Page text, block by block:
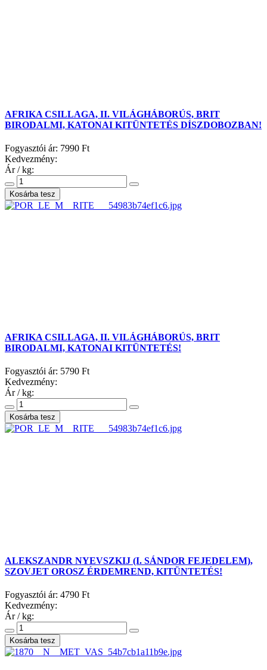
AFRIKA CSILLAGA, II. VILÁGHÁBORÚS, BRIT
BIRODALMI, KATONAI KITÜNTETÉS DÍSZDOBOZBAN!
Fogyasztói ár: 7990 Ft
Kedvezmény:
Ár / kg:
AFRIKA CSILLAGA, II. VILÁGHÁBORÚS, BRIT
BIRODALMI, KATONAI KITÜNTETÉS!
Fogyasztói ár: 5790 Ft
Kedvezmény:
Ár / kg:
ALEKSZANDR NYEVSZKIJ (I. SÁNDOR FEJEDELEM),
SZOVJET OROSZ ÉRDEMREND, KITÜNTETÉS!
Fogyasztói ár: 4790 Ft
Kedvezmény:
Ár / kg: